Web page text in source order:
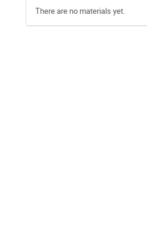
There are no materials yet.